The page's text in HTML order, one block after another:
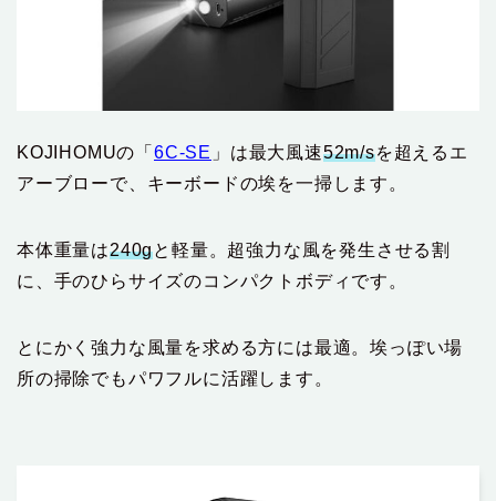
KOJIHOMUの「 6C-SE 」は最大風速52m/sを超えるエ
アーブローで、キーボードの埃を一掃します。
本体重量は240gと軽量。超強力な風を発生させる割
に、手のひらサイズのコンパクトボディです。
とにかく強力な風量を求める方には最適。埃っぽい場
所の掃除でもパワフルに活躍します。